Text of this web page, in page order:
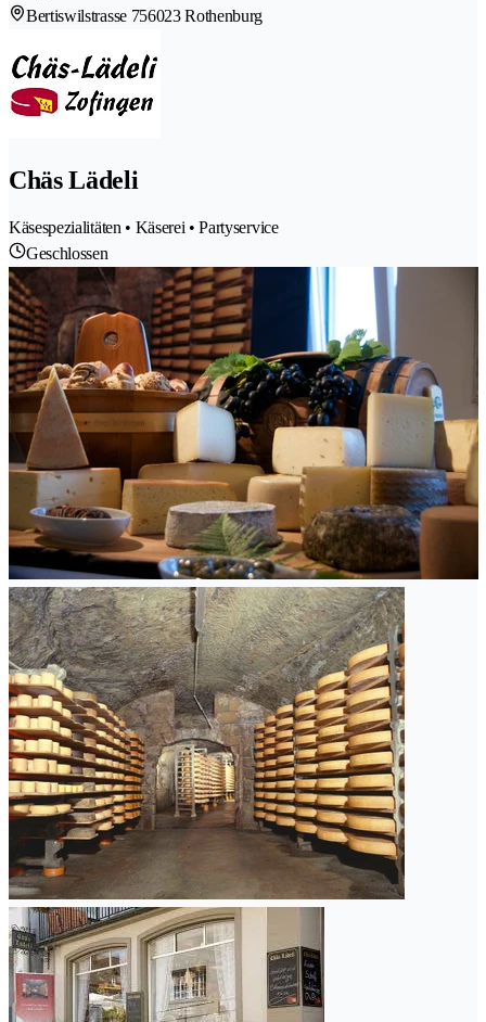
Bertiswilstrasse 756023 Rothenburg
Chäs Lädeli
Käsespezialitäten • Käserei • Partyservice
Geschlossen